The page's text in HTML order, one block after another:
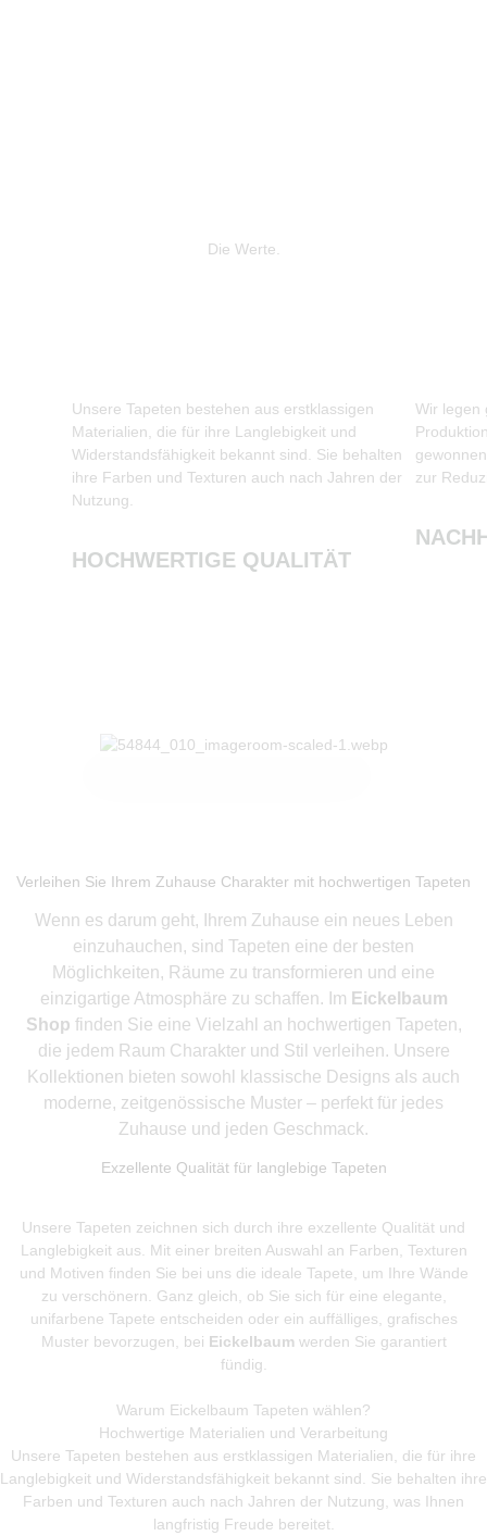
Die Werte.
Unsere Tapeten bestehen aus erstklassigen
Materialien, die für ihre Langlebigkeit und
Widerstandsfähigkeit bekannt sind. Sie behalten
ihre Farben und Texturen auch nach Jahren der
Nutzung.
HOCHWERTIGE QUALITÄT
Wir legen
zur
Verleihen Sie Ihrem Zuhause Charakter mit hochwertigen Tapeten
Wenn es darum geht, Ihrem Zuhause ein neues Leben
einzuhauchen, sind Tapeten eine der besten
Möglichkeiten, Räume zu transformieren und eine
einzigartige Atmosphäre zu schaffen. Im Eickelbaum
Shop finden Sie eine Vielzahl an hochwertigen Tapeten,
die jedem Raum Charakter und Stil verleihen. Unsere
Kollektionen bieten sowohl klassische Designs als auch
moderne, zeitgenössische Muster – perfekt für jedes
Zuhause und jeden Geschmack.
Exzellente Qualität für langlebige Tapeten
Unsere Tapeten zeichnen sich durch ihre exzellente Qualität und
Langlebigkeit aus. Mit einer breiten Auswahl an Farben, Texturen
und Motiven finden Sie bei uns die ideale Tapete, um Ihre Wände
zu verschönern. Ganz gleich, ob Sie sich für eine elegante,
unifarbene Tapete entscheiden oder ein auffälliges, grafisches
Muster bevorzugen, bei Eickelbaum werden Sie garantiert
fündig.
Warum Eickelbaum Tapeten wählen?
Hochwertige Materialien und Verarbeitung
Unsere Tapeten bestehen aus erstklassigen Materialien, die für ihre
Langlebigkeit und Widerstandsfähigkeit bekannt sind. Sie behalten ihre
Farben und Texturen auch nach Jahren der Nutzung, was Ihnen
langfristig Freude bereitet.